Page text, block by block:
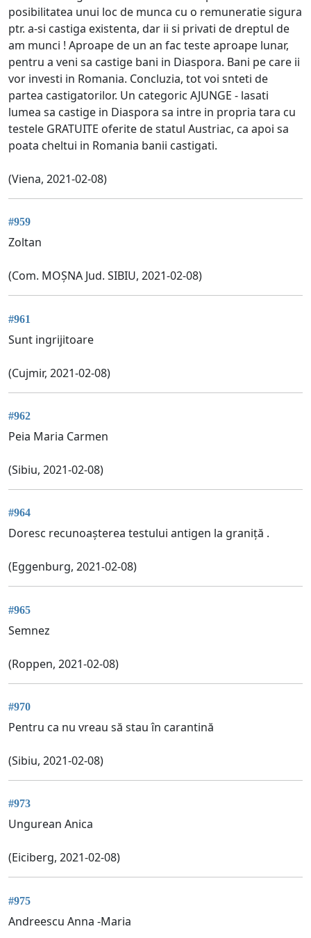
posibilitatea unui loc de munca cu o remuneratie sigura
ptr. a-si castiga existenta, dar ii si privati de dreptul de
am munci ! Aproape de un an fac teste aproape lunar,
pentru a veni sa castige bani in Diaspora. Bani pe care ii
vor investi in Romania. Concluzia, tot voi snteti de
partea castigatorilor. Un categoric AJUNGE - lasati
lumea sa castige in Diaspora sa intre in propria tara cu
testele GRATUITE oferite de statul Austriac, ca apoi sa
poata cheltui in Romania banii castigati.
(Viena, 2021-02-08)
#959
Zoltan
(Com. MOȘNA Jud. SIBIU, 2021-02-08)
#961
Sunt ingrijitoare
(Cujmir, 2021-02-08)
#962
Peia Maria Carmen
(Sibiu, 2021-02-08)
#964
Doresc recunoașterea testului antigen la graniță .
(Eggenburg, 2021-02-08)
#965
Semnez
(Roppen, 2021-02-08)
#970
Pentru ca nu vreau să stau în carantină
(Sibiu, 2021-02-08)
#973
Ungurean Anica
(Eiciberg, 2021-02-08)
#975
Andreescu Anna -Maria